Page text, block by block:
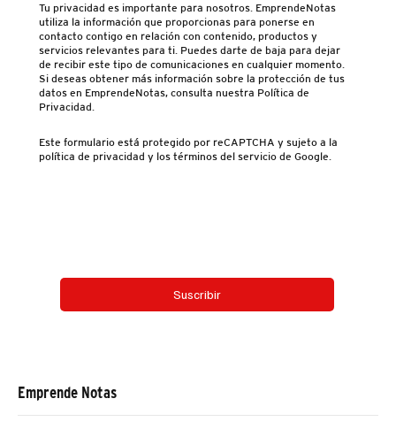
Tu privacidad es importante para nosotros. EmprendeNotas
utiliza la información que proporcionas para ponerse en
contacto contigo en relación con contenido, productos y
servicios relevantes para ti. Puedes darte de baja para dejar
de recibir este tipo de comunicaciones en cualquier momento.
Si deseas obtener más información sobre la protección de tus
datos en EmprendeNotas, consulta nuestra Política de
Privacidad.
Suscribir
Este formulario está protegido por reCAPTCHA y sujeto a la
política de privacidad y los términos del servicio de Google.
Emprende Notas